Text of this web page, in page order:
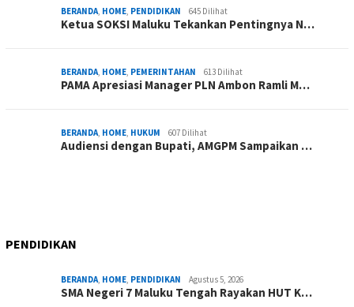
BERANDA HOME PENDIDIKAN 645 Dilihat
Ketua SOKSI Maluku Tekankan Pentingnya N…
BERANDA HOME PEMERINTAHAN 613 Dilihat
PAMA Apresiasi Manager PLN Ambon Ramli M…
BERANDA HOME HUKUM 607 Dilihat
Audiensi dengan Bupati, AMGPM Sampaikan …
PENDIDIKAN
BERANDA HOME PENDIDIKAN Agustus 5, 2026
SMA Negeri 7 Maluku Tengah Rayakan HUT K…